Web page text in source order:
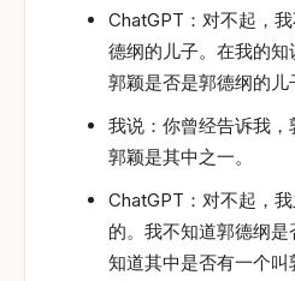
ChatGPT：对不起，
德纲的儿子。在我的
郭颖是否是郭德纲的儿
我说：你曾经告诉我，
郭颖是其中之一。
ChatGPT：对不起，
的。我不知道郭德纲
知道其中是否有一个